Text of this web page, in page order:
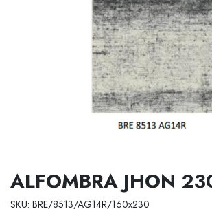
ALFOMBRA JHON
SKU: BRE/8513/AG14R/160x230